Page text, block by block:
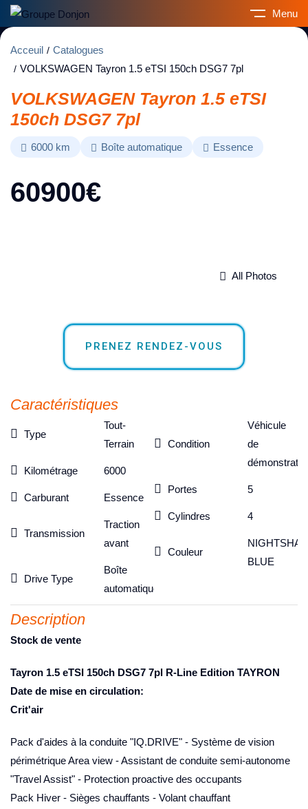
Menu
Acceuil
Catalogues
VOLKSWAGEN Tayron 1.5 eTSI 150ch DSG7 7pl
VOLKSWAGEN Tayron 1.5 eTSI
150ch DSG7 7pl
6000 km Boîte automatique Essence
60900€
All Photos
PRENEZ RENDEZ-VOUS
Caractéristiques
Type
Tout-
Terrain
Kilométrage 6000
Carburant Essence
Transmission
Traction
avant
Drive Type
Boîte
automatique
Condition
Véhicule
de
Portes 5
Cylindres 4
Couleur
BLUE
Description
Stock de vente
Tayron 1.5 eTSI 150ch DSG7 7pl R-Line Edition TAYRON
Date de mise en circulation:
Crit'air
Pack d'aides à la conduite "IQ.DRIVE" - Système de vision
périmétrique Area view - Assistant de conduite semi-autonome
"Travel Assist" - Protection proactive des occupants
Pack Hiver - Sièges chauffants - Volant chauffant